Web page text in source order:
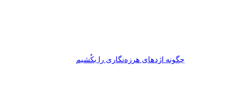
چگونه اژدهای هرزه‌نگاری را بکُشیم